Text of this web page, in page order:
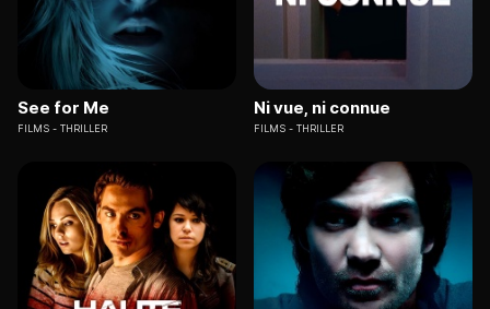
See for Me
FILMS THRILLER
Ni vue, ni connue
FILMS THRILLER